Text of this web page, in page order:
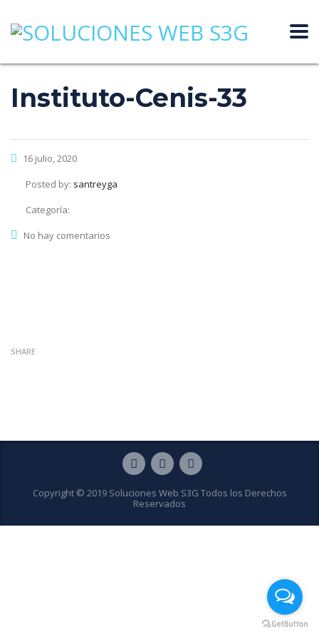
Instituto-Cenis-33
16 julio, 2020
Posted by: santreyga
Categoría:
No hay comentarios
SHARE
Copyright © 2019 Soluciones Web S3G Todos los Derechos
Reservados